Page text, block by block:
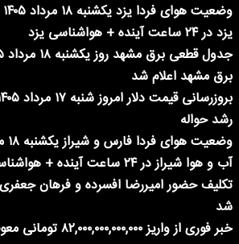
یزد در ۲۴ ساعت آینده + هواشناسی یزد
برق مشهد اعلام شد
رشد حواله
آب و هوا شیراز در ۲۴ ساعت آینده + هواشناسی شیراز
تکلیف حضور امیررضا افسرده و فرهان
شد
خبر فوری از واریز